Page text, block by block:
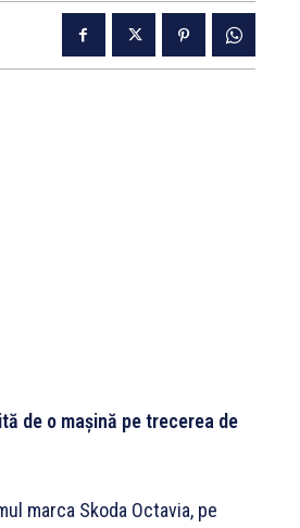
de o mașină pe trecerea de
marca Skoda Octavia, pe